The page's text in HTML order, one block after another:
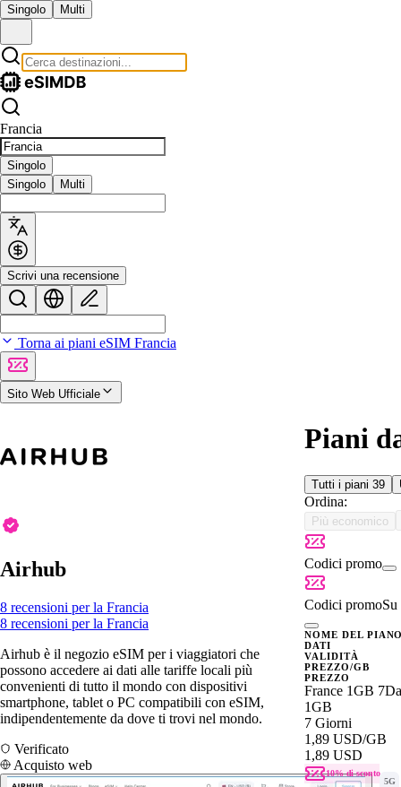
Singolo Multi
Francia
Singolo
Singolo
Multi
Scrivi una recensione
Torna ai piani eSIM Francia
Sito Web Ufficiale
Airhub
8 recensioni per la Francia
8 recensioni per la Francia
Airhub è il negozio eSIM per i viaggiatori che
possono accedere ai dati alle tariffe locali più
convenienti di tutto il mondo con dispositivi
smartphone, tablet o PC compatibili con eSIM,
indipendentemente da dove ti trovi nel mondo.
Verificato
Acquisto web
Piani
Tutti i piani 39
Ordina:
Più economico
Codici promo
Codici promo
NOME DEL PIANO
DATI
VALIDITÀ
PREZZO/GB
PREZZO
France 1GB
1GB
7 Giorni
1,89 USD/GB
1,89 USD
10% di sconto
5G